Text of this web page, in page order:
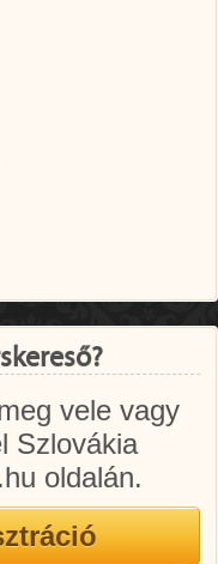
vele vagy
Szlovákia
oldalán.